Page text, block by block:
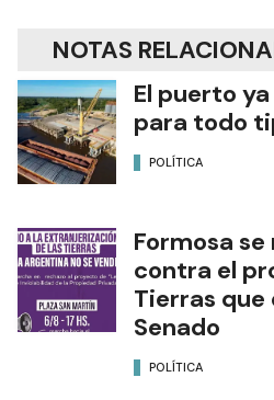
NOTAS
El puerto
para todo
POLÍTICA
Formosa
contra el
Tierras
Senado
POLÍTICA